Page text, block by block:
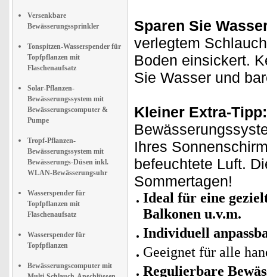
Versenkbare
Bewässerungssprinkler
Tonspitzen-Wasserspender für
Topfpflanzen mit
Flaschenaufsatz
Solar-Pflanzen-
Bewässerungssystem mit
Bewässerungscomputer &
Pumpe
Tropf-Pflanzen-
Bewässerungssystem mit
Bewässerungs-Düsen inkl.
WLAN-Bewässerungsuhr
Wasserspender für
Topfpflanzen mit
Flaschenaufsatz
Wasserspender für
Topfpflanzen
Bewässerungscomputer mit
Sparen Sie
verlegtem
Boden einsickert.
Sie Wasser und
Kleiner Extra-Tipp:
Ihres
befeuchtete Luft.
Sommertagen!
Ideal für eine
Balkonen u.v.m.
Individuell
Geeignet für alle
Regulierbare